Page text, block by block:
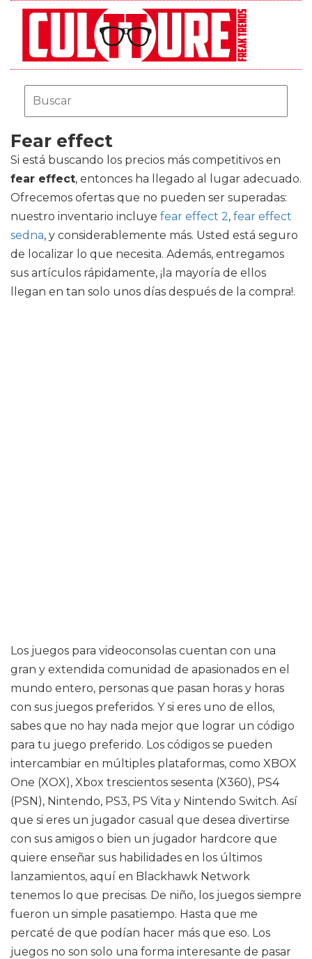
Fear effect
Si está buscando los precios más competitivos en
fear effect, entonces ha llegado al lugar adecuado.
Ofrecemos ofertas que no pueden ser superadas:
nuestro inventario incluye fear effect 2, fear effect
sedna, y considerablemente más. Usted está seguro
de localizar lo que necesita. Además, entregamos
sus artículos rápidamente, ¡la mayoría de ellos
llegan en tan solo unos días después de la compra!.
Los juegos para videoconsolas cuentan con una
gran y extendida comunidad de apasionados en el
mundo entero, personas que pasan horas y horas
con sus juegos preferidos. Y si eres uno de ellos,
sabes que no hay nada mejor que lograr un código
para tu juego preferido. Los códigos se pueden
intercambiar en múltiples plataformas, como XBOX
One (XOX), Xbox trescientos sesenta (X360), PS4
(PSN), Nintendo, PS3, PS Vita y Nintendo Switch. Así
que si eres un jugador casual que desea divertirse
con sus amigos o bien un jugador hardcore que
quiere enseñar sus habilidades en los últimos
lanzamientos, aquí en Blackhawk Network
tenemos lo que precisas. De niño, los juegos siempre
fueron un simple pasatiempo. Hasta que me
percaté de que podían hacer más que eso. Los
juegos no son solo una forma interesante de pasar